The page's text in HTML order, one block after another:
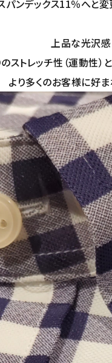
ンデックス11％へと変
上品な光沢感
ストレッチ性（運動性
より多くのお客様に好